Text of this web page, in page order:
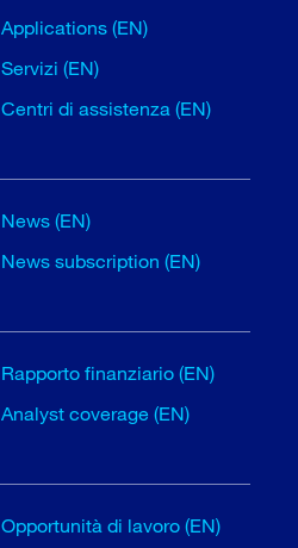
Applications (EN)
Servizi (EN)
Centri di assistenza (EN)
News (EN)
News subscription (EN)
Rapporto finanziario (EN)
Analyst coverage (EN)
Opportunità di lavoro (EN)